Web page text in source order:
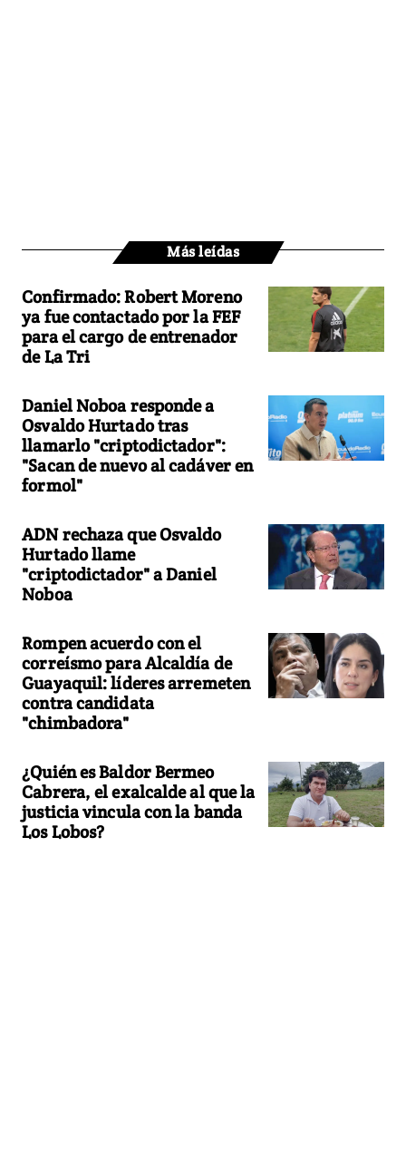
Más leídas
Confirmado: Robert Moreno
ya fue contactado por la FEF
para el cargo de entrenador
de La Tri
Daniel Noboa responde a
Osvaldo Hurtado tras
llamarlo "criptodictador":
"Sacan de nuevo al cadáver en
formol"
ADN rechaza que Osvaldo
Hurtado llame
"criptodictador" a Daniel
Noboa
Rompen acuerdo con el
correísmo para Alcaldía de
Guayaquil: líderes arremeten
contra candidata
"chimbadora"
¿Quién es Baldor Bermeo
Cabrera, el exalcalde al que la
justicia vincula con la banda
Los Lobos?